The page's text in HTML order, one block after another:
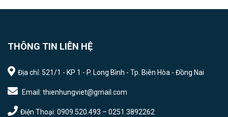
THÔNG TIN LIÊN HỆ
Địa chỉ: 521/1 - KP 1 - P. Long Bình - Tp. Biên Hòa - Đồng Nai
Email: thienhungviet@gmail.com
Điện Thoại: 0909.520.493 – 0251.3892262